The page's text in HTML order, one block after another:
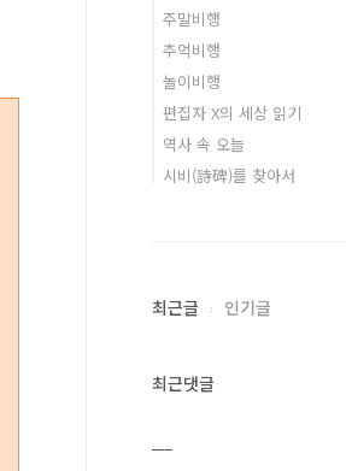
주말비행
추억비행
놀이비행
편집자 X의 세상 읽기
역사 속 오늘
시비(詩碑)를 찾아서
최근글 인기글
최근댓글